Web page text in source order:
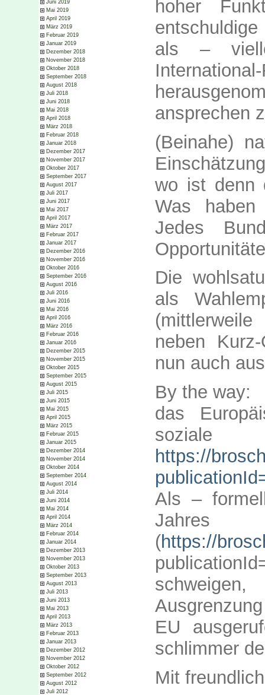
Juni 2019
Mai 2019
April 2019
März 2019
Februar 2019
Januar 2019
Dezember 2018
November 2018
Oktober 2018
September 2018
August 2018
Juli 2018
Juni 2018
Mai 2018
April 2018
März 2018
Februar 2018
Januar 2018
Dezember 2017
November 2017
Oktober 2017
September 2017
August 2017
Juli 2017
Juni 2017
Mai 2017
April 2017
März 2017
Februar 2017
Januar 2017
Dezember 2016
November 2016
Oktober 2016
September 2016
August 2016
Juli 2016
Juni 2016
Mai 2016
April 2016
März 2016
Februar 2016
Januar 2016
Dezember 2015
November 2015
Oktober 2015
September 2015
August 2015
Juli 2015
Juni 2015
Mai 2015
April 2015
März 2015
Februar 2015
Januar 2015
Dezember 2014
November 2014
Oktober 2014
September 2014
August 2014
Juli 2014
Juni 2014
Mai 2014
April 2014
März 2014
Februar 2014
Januar 2014
Dezember 2013
November 2013
Oktober 2013
September 2013
August 2013
Juli 2013
Juni 2013
Mai 2013
April 2013
März 2013
Februar 2013
Januar 2013
Dezember 2012
November 2012
Oktober 2012
September 2012
August 2012
Juli 2012
hoher
als –
ansprechen
(Beinahe)
wo ist denn
Was
Jedes
Die
als
neben
nun auch
By the way:
das
https://
Als –
Jahres
(https://
EU
schlimmer
Mit